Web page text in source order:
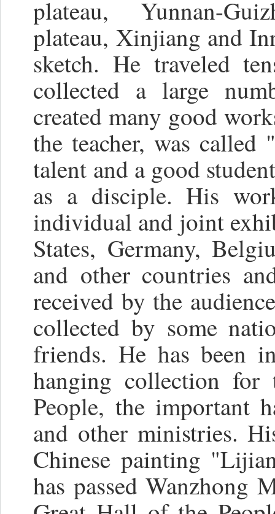
plateau, Yunnan-
plateau, Xinjiang and
sketch. He traveled
collected a large
created many good
the teacher, was
talent and a good
as a disciple. His
individual and joint
States, Germany,
and other countries
received by the
collected by some
friends. He has been
hanging collection
People, the important
and other ministries.
Chinese painting
has passed